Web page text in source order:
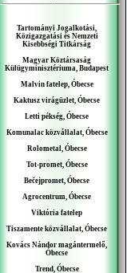
Tartományi Jogalkotási,
Közigazgatási és Nemzeti
Kisebbségi Titkárság
Magyar Köztársaság
Külügyminisztériuma, Budapest
Malvin fatelep, Óbecse
Kaktusz virágüzlet, Óbecse
Letti pékség, Óbecse
Komunalac közvállalat, Óbecse
Rolometal, Óbecse
Tot-promet, Óbecse
Bečejpromet, Óbecse
Agrocentrum, Óbecse
Viktória fatelep
Tiszamente közvállalat, Óbecse
Kovács Nándor magántermelő,
Óbecse
Trend, Óbecse